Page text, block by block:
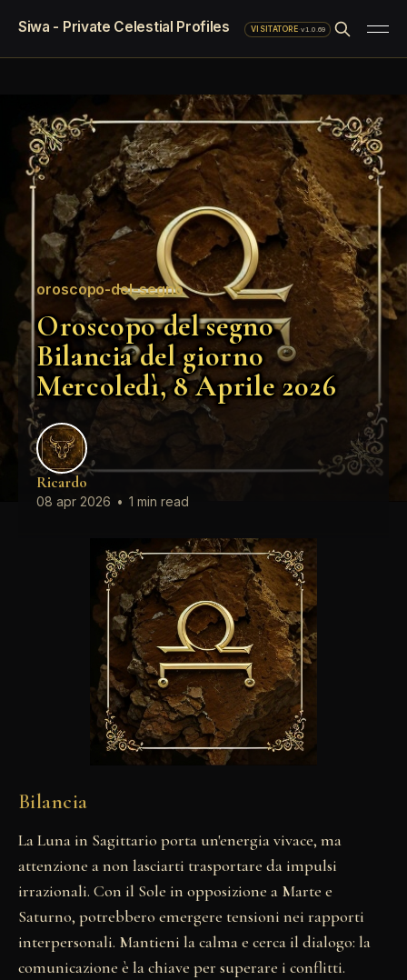
Siwa - Private Celestial Profiles VISITATORE·v1.0.69
oroscopo-del-segno
Oroscopo del segno
Bilancia del giorno
Mercoledì, 8 Aprile 2026
Ricardo
08 apr 2026 • 1 min read
Bilancia
La Luna in Sagittario porta un'energia vivace, ma
attenzione a non lasciarti trasportare da impulsi
irrazionali. Con il Sole in opposizione a Marte e
Saturno, potrebbero emergere tensioni nei rapporti
interpersonali. Mantieni la calma e cerca il dialogo: la
comunicazione è la chiave per superare i conflitti.